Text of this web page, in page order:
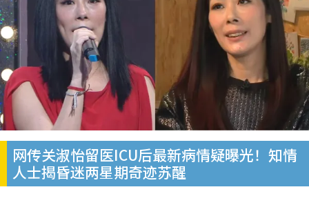
网传关淑怡留医ICU后最新病情疑曝光！知情
人士揭昏迷两星期奇迹苏醒